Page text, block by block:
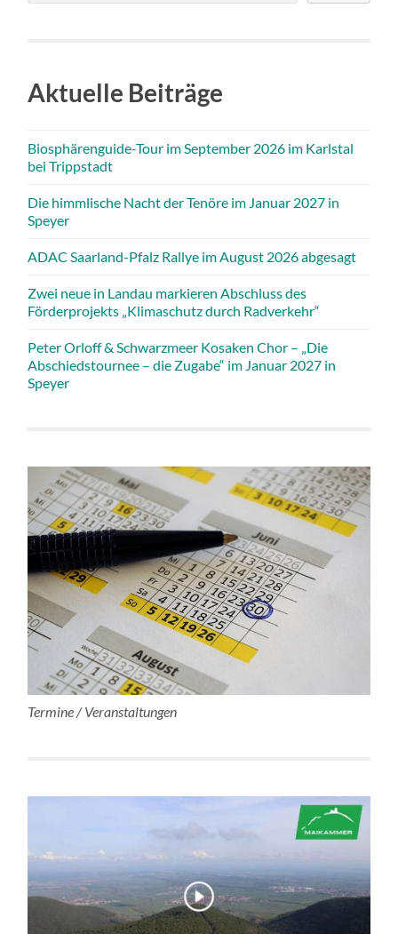
Aktuelle Beiträge
Biosphärenguide-Tour im September 2026 im Karlstal
bei Trippstadt
Die himmlische Nacht der Tenöre im Januar 2027 in
Speyer
ADAC Saarland-Pfalz Rallye im August 2026 abgesagt
Zwei neue in Landau markieren Abschluss des
Förderprojekts „Klimaschutz durch Radverkehr“
Peter Orloff & Schwarzmeer Kosaken Chor – „Die
Abschiedstournee – die Zugabe“ im Januar 2027 in
Speyer
Termine / Veranstaltungen